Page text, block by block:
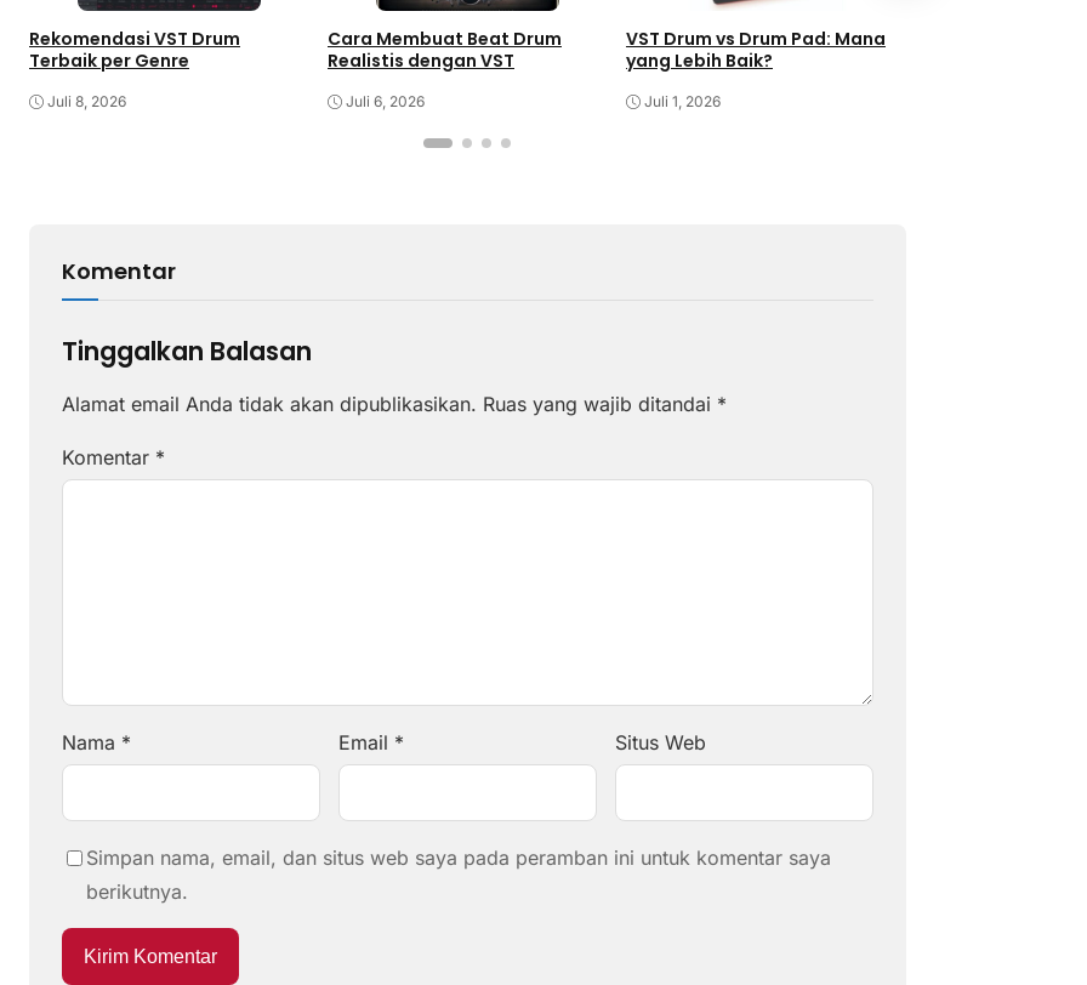
Rekomendasi VST Drum
Terbaik per Genre
Juli 8, 2026
Cara Membuat Beat Drum
Realistis dengan VST
Juli 6, 2026
VST Drum vs Drum Pad: Mana
yang Lebih Baik?
Juli 1, 2026
Komentar
Tinggalkan Balasan
Alamat email Anda tidak akan dipublikasikan. Ruas yang wajib ditandai *
Komentar *
Nama * Email * Situs Web
Simpan nama, email, dan situs web saya pada peramban ini untuk komentar saya
berikutnya.